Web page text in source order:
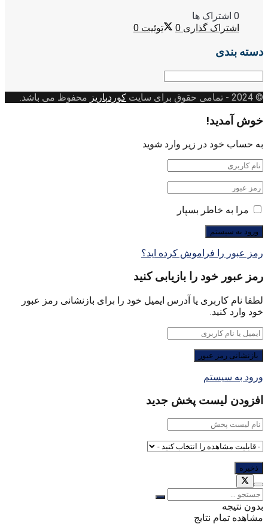
0 اشتراک ها
اشتراک گذاری 0 توئیت 0
دسته بندی
دسته
© 2024
- تمامی حقوق برای سایت کوردپاریز محفوظ می باشد.
خوش آمدید!
به حساب خود در زیر وارد شوید
مرا به خاطر بسپار
رمز عبور را فراموش کرده اید؟
رمز عبور خود را بازیابی کنید
لطفا نام کاربری یا آدرس ایمیل خود را برای بازنشانی رمز عبور
خود وارد کنید.
ورود به سیستم
افزودن لیست پخش جدید
بدون نتیجه
مشاهده تمام نتایج